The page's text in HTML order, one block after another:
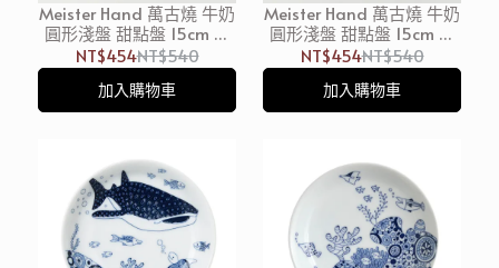
Meister Hand 萬古燒 牛奶
圓形淺盤 甜點盤 15cm 荳
蔻綠 日本製
NT$454NT$540
加入購物車
Meister Hand 萬古燒 牛奶
圓形淺盤 甜點盤 15cm 薑
黃色 日本製
NT$454NT$540
加入購物車